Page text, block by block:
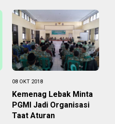
08 OKT 2018
Kemenag Lebak Minta
PGMI Jadi Organisasi
Taat Aturan